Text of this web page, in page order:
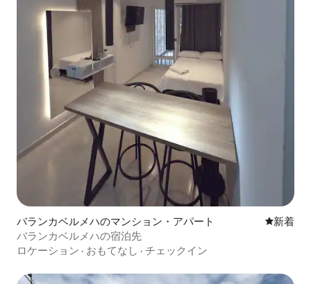
バランカベルメハのマンション・アパート 新しい宿
新着
バランカベルメハの宿泊先
ロケーション · おもてなし · チェックイン